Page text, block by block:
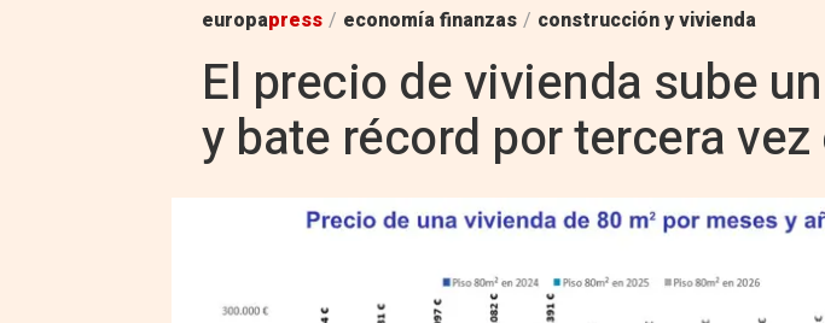
europapress / economía finanzas / construcción y vivienda
El precio de vivienda sube
y bate récord por tercera